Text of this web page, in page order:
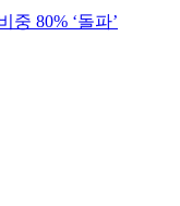
중 80% ‘돌파’